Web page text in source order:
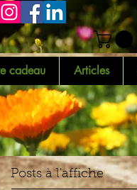
cadeau Articles
Posts à l'affiche